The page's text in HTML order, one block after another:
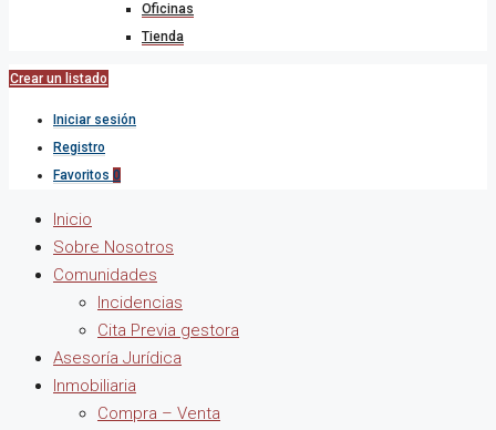
Oficinas
Tienda
Crear un listado
Iniciar sesión
Registro
Favoritos 0
Inicio
Sobre Nosotros
Comunidades
Incidencias
Cita Previa gestora
Asesoría Jurídica
Inmobiliaria
Compra – Venta